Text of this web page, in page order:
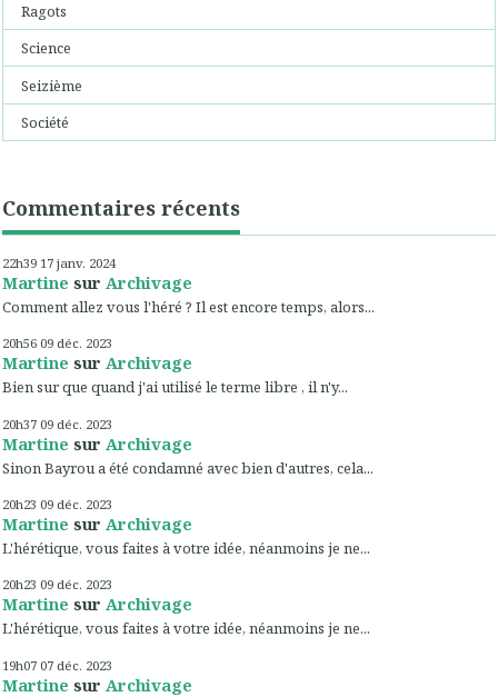
Ragots
Science
Seizième
Société
Commentaires récents
22h39 17 janv. 2024
Martine sur Archivage
Comment allez vous l'héré ? Il est encore temps, alors...
20h56 09 déc. 2023
Martine sur Archivage
Bien sur que quand j'ai utilisé le terme libre , il n'y...
20h37 09 déc. 2023
Martine sur Archivage
Sinon Bayrou a été condamné avec bien d'autres, cela...
20h23 09 déc. 2023
Martine sur Archivage
L'hérétique, vous faites à votre idée, néanmoins je ne...
20h23 09 déc. 2023
Martine sur Archivage
L'hérétique, vous faites à votre idée, néanmoins je ne...
19h07 07 déc. 2023
Martine sur Archivage